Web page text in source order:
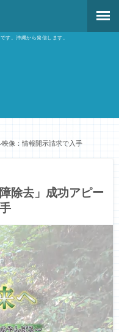
す。沖縄から発信します。
像：情報開示請求で入手
除去」成功アピー